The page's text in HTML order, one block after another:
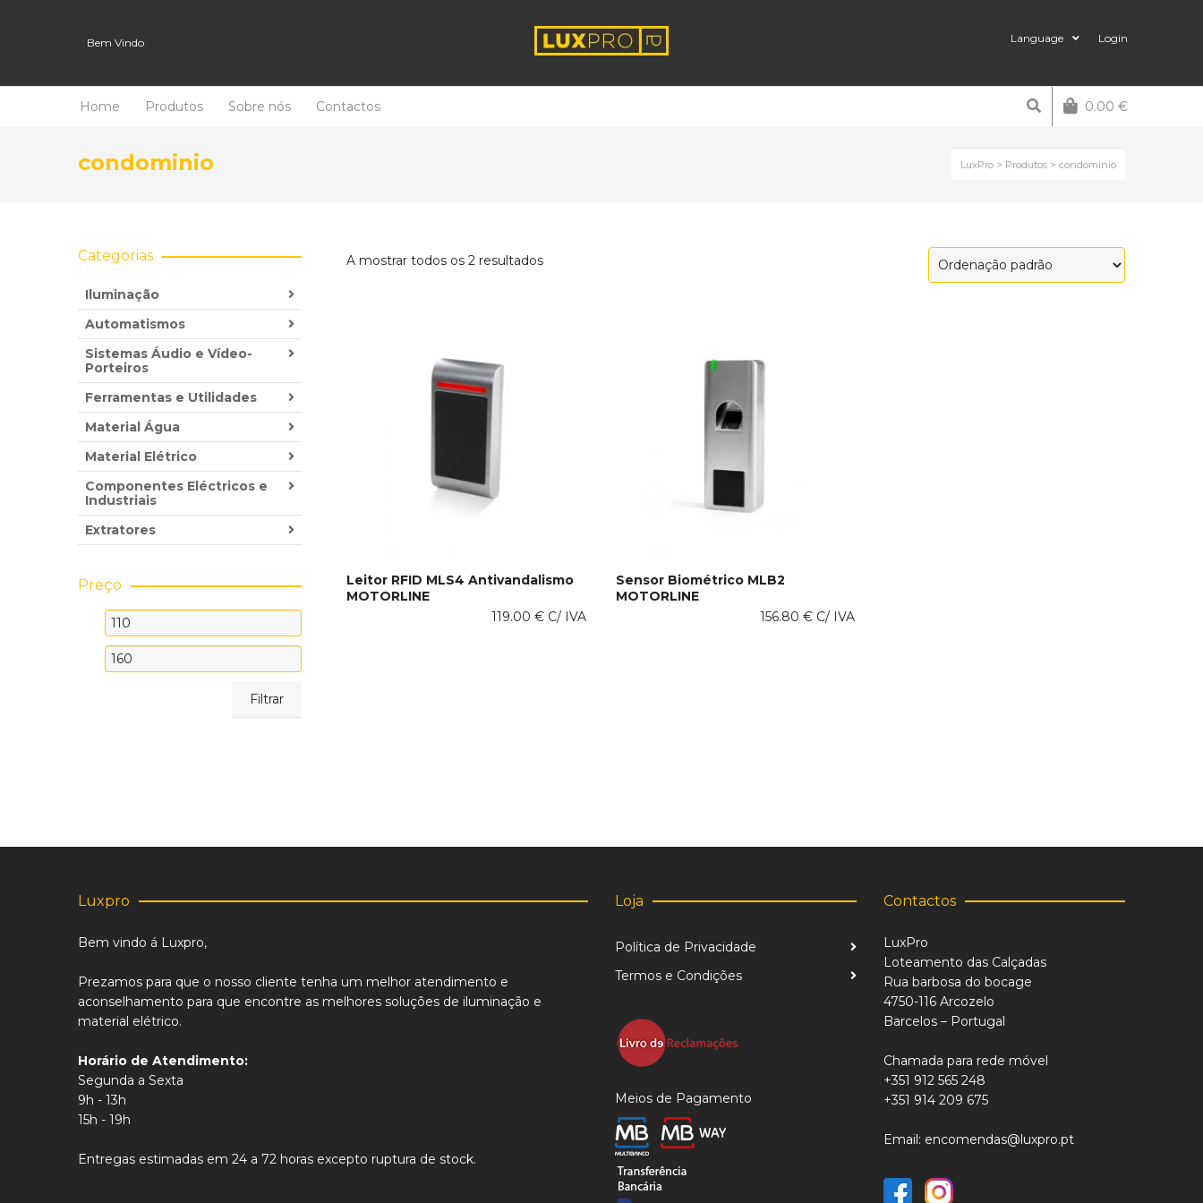
Bem Vindo Language Login
Home Produtos Sobre nós Contactos 0.00 €
condominio LuxPro > Produtos > condominio
A mostrar todos os 2 resultados
Leitor RFID MLS4 Antivandalismo
MOTORLINE
119.00 €C/ IVA
Sensor Biométrico MLB2
MOTORLINE
156.80€ C/ IVA
Categorias
Iluminação
Automatismos
Sistemas Áudio e Vídeo-
Porteiros
Ferramentas e Utilidades
Material Água
Material Elétrico
Componentes Eléctricos e
Industriais
Extratores
Preço
Preço
mínimo
Preço
máximo
Filtrar
Luxpro
Bem vindo á Luxpro,
Prezamos para que o nosso cliente tenha um melhor atendimento e
aconselhamento para que encontre as melhores soluções de iluminação e
material elétrico.
Horário de Atendimento:
Segunda a Sexta
9h - 13h
15h - 19h
Entregas estimadas em 24 a 72 horas excepto ruptura de stock.
Loja
Política de Privacidade
Termos e Condições
Meios de Pagamento
Contactos
LuxPro
Loteamento das Calçadas
Rua barbosa do bocage
4750-116 Arcozelo
Barcelos – Portugal
Chamada para rede móvel
+351 912 565 248
+351 914 209 675
Email: encomendas@luxpro.pt